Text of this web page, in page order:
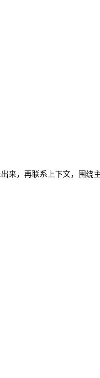
来，再联系上下文，围绕